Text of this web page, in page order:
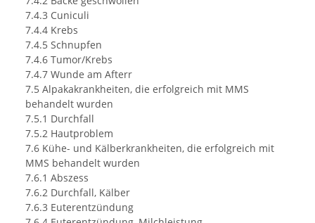
7.4.3 Cuniculi
7.4.4 Krebs
7.4.5 Schnupfen
7.4.6 Tumor/Krebs
7.4.7 Wunde am Afterr
7.5 Alpakakrankheiten, die erfolgreich mit MMS
behandelt wurden
7.5.1 Durchfall
7.5.2 Hautproblem
7.6 Kühe- und Kälberkrankheiten, die erfolgreich mit
MMS behandelt wurden
7.6.1 Abszess
7.6.2 Durchfall, Kälber
7.6.3 Euterentzündung